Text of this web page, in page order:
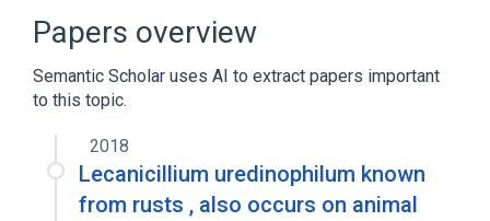
Guanosine Triphosphate
Phosphohydrolases
Hydrolysis
Expand
Broader(
Peptide Elongation Factor 1
Papers overview
Semantic Scholar uses AI to extract papers important
to this topic.
2018
Lecanicillium uredinophilum known
from rusts , also occurs on animal